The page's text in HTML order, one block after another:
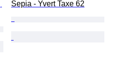
Sepia - Yvert Taxe 62